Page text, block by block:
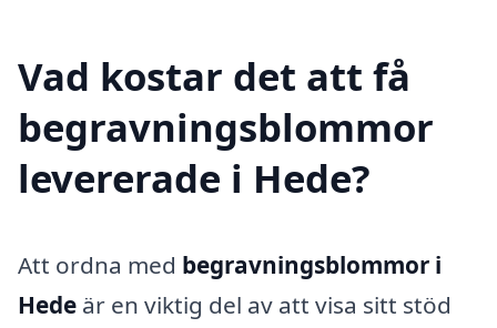
Vad kostar det att få
begravningsblommor
levererade i Hede?
Att ordna med begravningsblommor i
Hede är en viktig del av att visa sitt stöd